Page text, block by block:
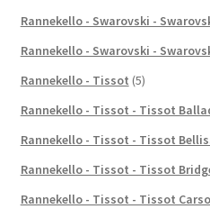
Rannekello - Swarovski -
Rannekello - Swarovski -
Rannekello - Tissot (5)
Rannekello - Tissot - Tissot
Rannekello - Tissot - Tissot
Rannekello - Tissot - Tissot
Rannekello - Tissot - Tissot